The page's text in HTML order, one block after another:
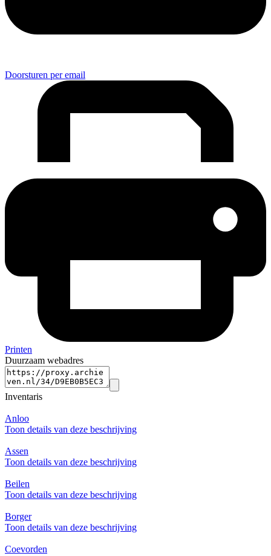
Doorsturen per email
Printen
Duurzaam webadres
Inventaris
Anloo
Toon details van deze beschrijving
Assen
Toon details van deze beschrijving
Beilen
Toon details van deze beschrijving
Borger
Toon details van deze beschrijving
Coevorden